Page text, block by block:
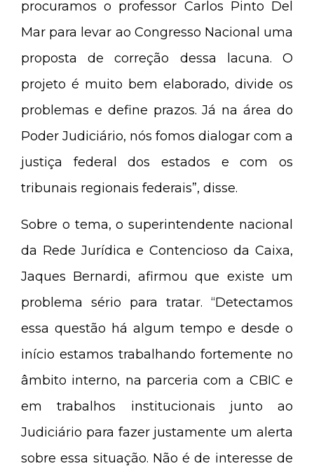
procuramos o professor Carlos Pinto Del
Mar para levar ao Congresso Nacional uma
proposta de correção dessa lacuna. O
projeto é muito bem elaborado, divide os
problemas e define prazos. Já na área do
Poder Judiciário, nós fomos dialogar com a
justiça federal dos estados e com os
tribunais regionais federais”, disse.
Sobre o tema, o superintendente nacional
da Rede Jurídica e Contencioso da Caixa,
Jaques Bernardi, afirmou que existe um
problema sério para tratar. “Detectamos
essa questão há algum tempo e desde o
início estamos trabalhando fortemente no
âmbito interno, na parceria com a CBIC e
em trabalhos institucionais junto ao
Judiciário para fazer justamente um alerta
sobre essa situação. Não é de interesse de